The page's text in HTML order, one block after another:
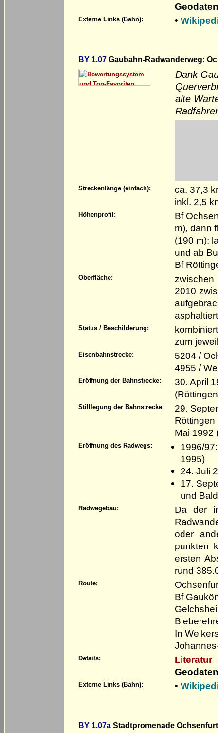
Externe Links (Bahn): •
BY 1.07 Gaubahn-Radwanderweg:
Dank
alte
Streckenlänge (einfach):
ca. 37,3
inkl. 2,5
Höhenprofil:
Bf
m), dann
(190 m);
und ab
Bf
Oberfläche:
2010
Status / Beschilderung:
zum
Eisenbahnstrecke:
5204 /
4955 /
Eröffnung der Bahnstrecke:
30. April
Stilllegung der Bahnstrecke:
29.
Röttingen
Mai 1992
Eröffnung des Radwegs:
1996/
1995)
24. Juli
17.
und
Radwegebau:
Da der
oder
punkten
ersten
rund
Route:
Bf
In
Details:
Literatur
Externe Links (Bahn): •
BY 1.07a Stadtpromenade